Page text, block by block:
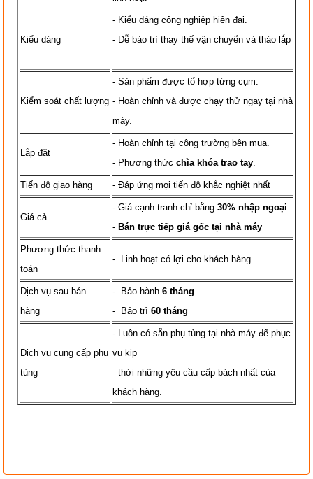
Kiểu dáng
- Kiểu dáng công nghiệp hiện đại.
- Dễ bảo trì thay thế vận chuyển và tháo lắp
Kiểm soát chất lượng
- Sản phẩm được tổ hợp từng cụm.
- Hoàn chỉnh và được chạy thử ngay tại nhà
máy.
Lắp đặt
- Hoàn chỉnh tại công trường bên mua.
- Phương thức chìa khóa trao tay
Tiến độ giao hàng - Đáp ứng mọi tiến độ khắc nghiệt nhất
Giá cả
- Giá cạnh tranh chỉ bằng 30% nhập ngoại
- Bán trực tiếp giá gốc tại nhà máy
Phương thức thanh
toán
- Linh hoạt có lợi cho khách hàng
Dịch vụ sau bán
hàng
- Bảo hành 6 tháng
- Bảo trì 60 tháng
Dịch vụ cung cấp phụ
tùng
- Luôn có sẵn phụ tùng tại nhà máy để phục
vụ kịp
thời những yêu cầu cấp bách nhất của
khách hàng.